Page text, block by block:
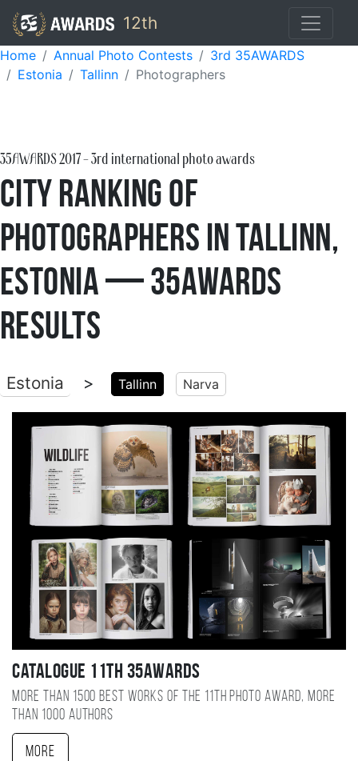
12th
Home Annual Photo Contests
3rd 35AWARDS
Estonia
Tallinn Photographers
35AWARDS2017- 3rd international photo awards
City Ranking of
Photographers in Tallinn,
Estonia — 35AWARDS
Results
Estonia > Tallinn Narva
Catalogue 11TH 35AWARDS
More than 1500 best works of the 11TH photo award, more
than 1000 authors
More